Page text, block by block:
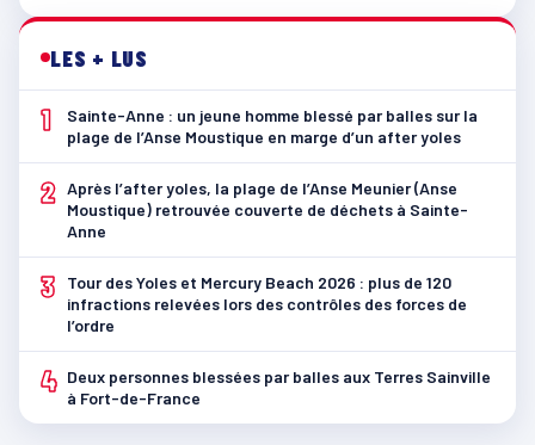
LES + LUS
1
Sainte-Anne : un jeune homme blessé par balles sur la
plage de l’Anse Moustique en marge d’un after yoles
2 Après l’after yoles, la plage de l’Anse Meunier (Anse
Moustique) retrouvée couverte de déchets à Sainte-
Anne
3
Tour des Yoles et Mercury Beach 2026 : plus de 120
infractions relevées lors des contrôles des forces de
l’ordre
4 Deux personnes blessées par balles aux Terres Sainville
à Fort-de-France